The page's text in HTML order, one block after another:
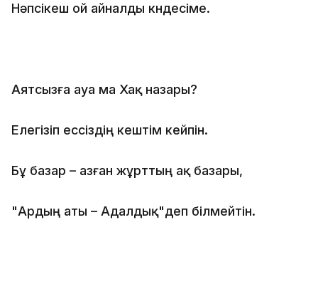
Нәпсікеш ой айналды күндесіме.
Аятсызға ауа ма Хақ назары?
Елегізіп ессіздің кештім кейпін.
Бұ базар – азған жұрттың ақ базары,
"Ардың аты – Адалдық"деп білмейтін.